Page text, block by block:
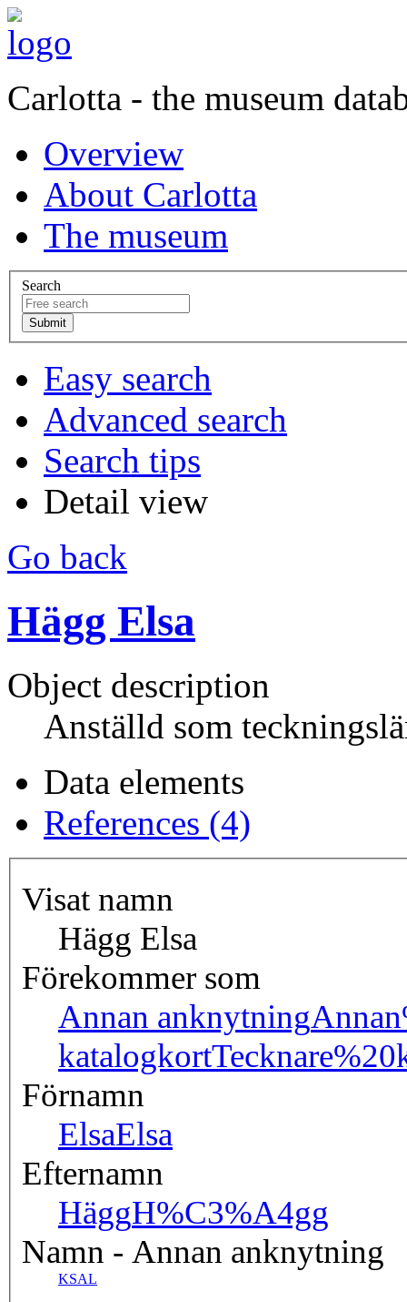
Carlotta - the museum
Overview
About Carlotta
The museum
Search
Easy search
Advanced search
Search tips
Detail view
Go back
Hägg Elsa
Object description
Anställd som
Data elements
References (4)
Visat namn
Hägg Elsa
Förekommer som
Annan anknytning
katalogkort
Förnamn
ElsaElsa
Efternamn
HäggH%C3%A4gg
Namn - Annan anknytning
KSAL